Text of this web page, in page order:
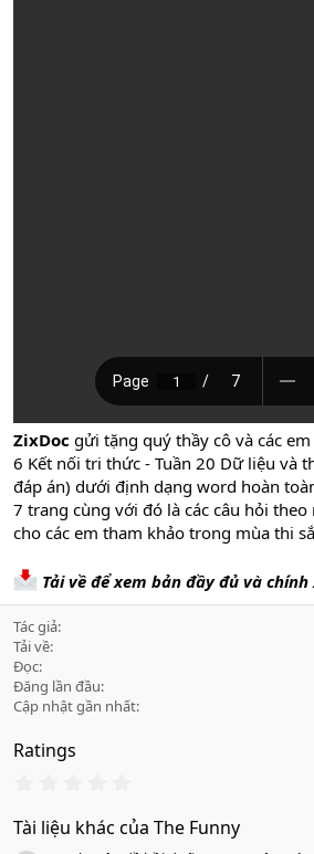
ZixDoc gửi tặng quý thầy cô và các
6 Kết nối tri thức - Tuần 20 Dữ liệu và
đáp án) dưới định dạng word hoàn
7 trang cùng với đó là các câu hỏi
cho các em tham khảo trong mùa thi
Tải về để xem bản đầy đủ và
Tác giả
Tải về
Đọc
Đăng lần đầu
Cập nhật gần nhất
Ratings
0
0
s
Tài liệu khác của The Funny